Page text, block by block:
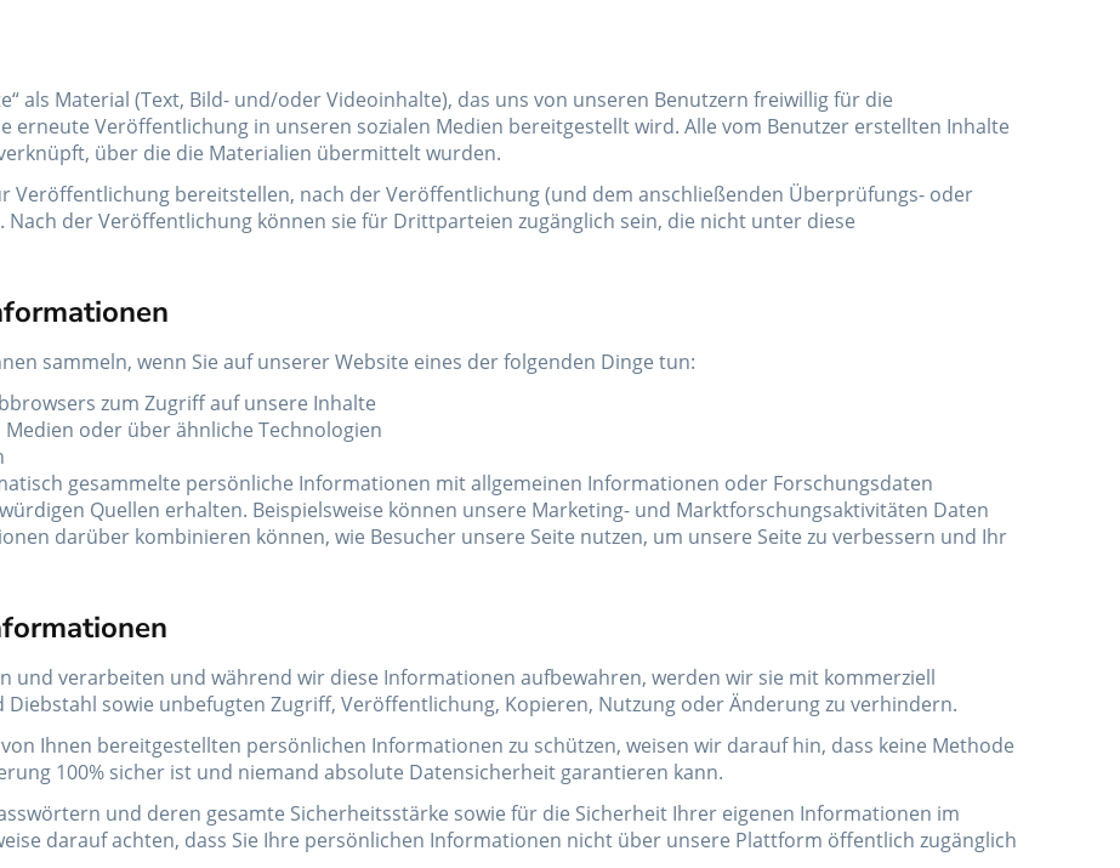
als Material (Text, Bild- und/oder Videoinhalte), das uns von unseren Benutzern freiwillig für die
erneute Veröffentlichung in unseren sozialen Medien bereitgestellt wird. Alle vom Benutzer erstellten Inhalte
über die die Materialien übermittelt wurden.
Veröffentlichung bereitstellen, nach der Veröffentlichung (und dem anschließenden Überprüfungs- oder
der Veröffentlichung können sie für Drittparteien zugänglich sein, die nicht unter diese
sammeln, wenn Sie auf unserer Website eines der folgenden Dinge tun:
zum Zugriff auf unsere Inhalte
oder über ähnliche Technologien
gesammelte persönliche Informationen mit allgemeinen Informationen oder Forschungsdaten
Quellen erhalten. Beispielsweise können unsere Marketing- und Marktforschungsaktivitäten Daten
darüber kombinieren können, wie Besucher unsere Seite nutzen, um unsere Seite zu verbessern und Ihr
und verarbeiten und während wir diese Informationen aufbewahren, werden wir sie mit kommerziell
sowie unbefugten Zugriff, Veröffentlichung, Kopieren, Nutzung oder Änderung zu verhindern.
Ihnen bereitgestellten persönlichen Informationen zu schützen, weisen wir darauf hin, dass keine Methode
100% sicher ist und niemand absolute Datensicherheit garantieren kann.
und deren gesamte Sicherheitsstärke sowie für die Sicherheit Ihrer eigenen Informationen im
darauf achten, dass Sie Ihre persönlichen Informationen nicht über unsere Plattform öffentlich zugänglich